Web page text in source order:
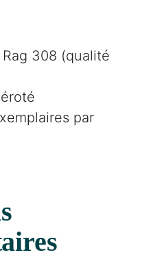
308 (qualité
par